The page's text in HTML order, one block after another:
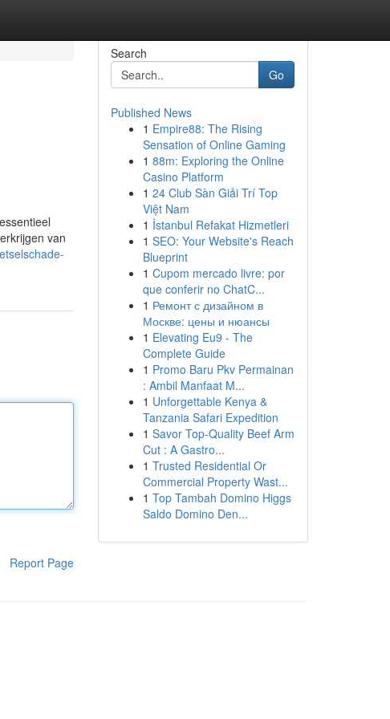
van
Report Page
Search
Go
Published News
1 Empire88: The Rising
Sensation of Online Gaming
1 88m: Exploring the Online
Casino Platform
1 24 Club Sàn Giải Trí Top
Việt Nam
1 İstanbul Refakat Hizmetleri
1 SEO: Your Website's Reach
Blueprint
1 Cupom mercado livre: por
que conferir no ChatC...
1 Ремонт с дизайном в
Москве: цены и нюансы
1 Elevating Eu9 - The
Complete Guide
1 Promo Baru Pkv Permainan
: Ambil Manfaat M...
1 Unforgettable Kenya &
Tanzania Safari Expedition
1 Savor Top-Quality Beef Arm
Cut : A Gastro...
1 Trusted Residential Or
Commercial Property Wast...
1 Top Tambah Domino Higgs
Saldo Domino Den...